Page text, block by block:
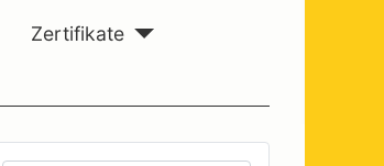
Zertifikate